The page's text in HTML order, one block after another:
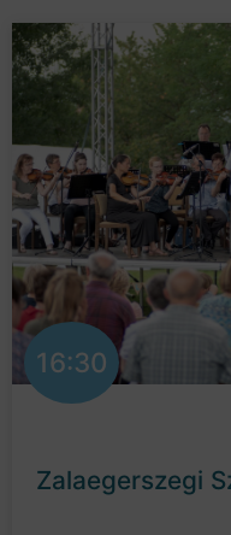
16:30
Zalaegerszegi